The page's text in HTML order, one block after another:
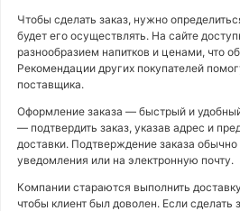
Чтобы сделать заказ, нужно
будет его осуществлять. На сайте
разнообразием напитков и ценами, что
Рекомендации других покупателей
поставщика.
Оформление заказа — быстрый и
— подтвердить заказ, указав адрес и
доставки. Подтверждение заказа обычно
уведомления или на электронную почту.
Компании стараются выполнить
чтобы клиент был доволен. Если сделать